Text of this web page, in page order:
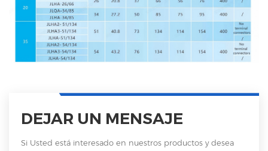
DEJAR UN MENSAJE
Si Usted está interesado en nuestros productos y desea